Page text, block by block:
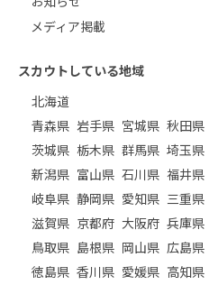
メディア掲載
スカウトしている地域
北海道
青森県 岩手県 宮城県 秋田県
茨城県 栃木県 群馬県 埼玉県
新潟県 富山県 石川県 福井県
岐阜県 静岡県 愛知県 三重県
滋賀県 京都府 大阪府 兵庫県
鳥取県 島根県 岡山県 広島県
徳島県 香川県 愛媛県 高知県